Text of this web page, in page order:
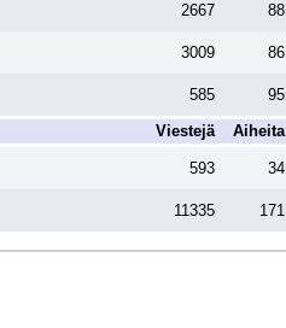
2667 88
3009 86
585 95
Viestejä Aiheita
593 34
11335 171